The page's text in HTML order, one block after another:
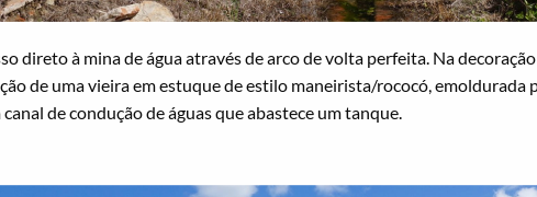
direto à mina de água através de arco de volta perfeita. Na
de uma vieira em estuque de estilo maneirista/rococó, emoldurada
de condução de águas que abastece um tanque.